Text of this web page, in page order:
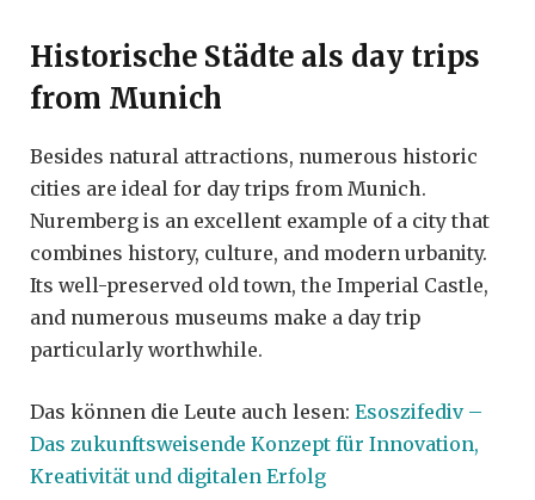
Historische Städte als day trips
from Munich
Besides natural attractions, numerous historic
cities are ideal for day trips from Munich.
Nuremberg is an excellent example of a city that
combines history, culture, and modern urbanity.
Its well-preserved old town, the Imperial Castle,
and numerous museums make a day trip
particularly worthwhile.
Das können die Leute auch lesen: Esoszifediv –
Das zukunftsweisende Konzept für Innovation,
Kreativität und digitalen Erfolg